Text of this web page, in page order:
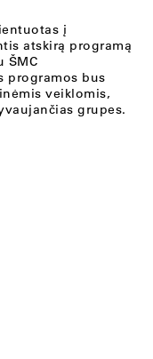
į
atskirą programą
ŠMC
programos bus
veiklomis,
grupes.